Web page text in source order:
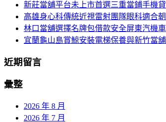
新莊當舖平台未上市首選三重當鋪手機
高雄身心科傳統近視雷射團隊眼科適合
林口當舖選擇名牌包借款安全屏東汽機
宜蘭龜山島賞鯨安裝電梯保養與新竹當
近期留言
彙整
2026 年 8 月
2026 年 7 月